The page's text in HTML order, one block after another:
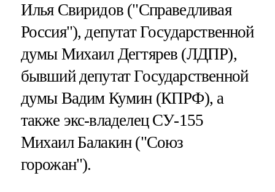
Илья Свиридов ("Справедливая
Россия"), депутат Государственной
думы Михаил Дегтярев (ЛДПР),
бывший депутат Государственной
думы Вадим Кумин (КПРФ), а
также экс-владелец СУ-155
Михаил Балакин ("Союз
горожан").